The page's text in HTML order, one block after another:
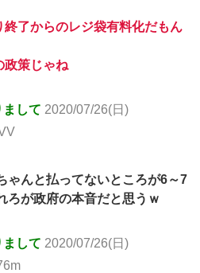
了からのレジ袋有料化だもん
政策じゃね
して 2020/07/26(日)
ゃんと払ってないところが6～7
ろが政府の本音だと思うｗ
して 2020/07/26(日)